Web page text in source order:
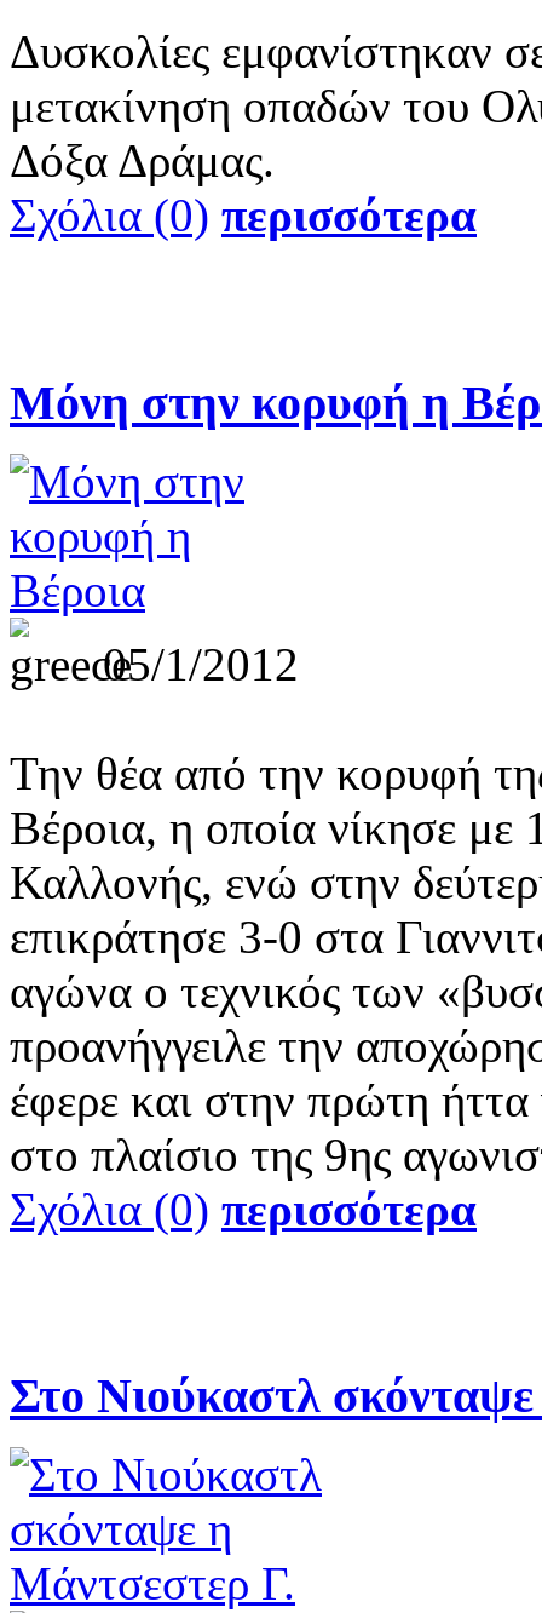
Δυσκολίες εμφανίστηκαν
μετακίνηση οπαδών του
Δόξα Δράμας.
Σχόλια (0) περισσότερα
Μόνη στην κορυφή η
05/1/2012
Την θέα από την κορυφή
Βέροια, η οποία νίκησε
Καλλονής, ενώ στην
επικράτησε 3-0 στα
αγώνα ο τεχνικός των
προανήγγειλε την
έφερε και στην πρώτη
στο πλαίσιο της 9ης
Σχόλια (0) περισσότερα
Στο Νιούκαστλ